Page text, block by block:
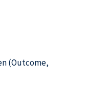
(Outcome,